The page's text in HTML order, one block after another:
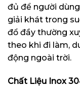
đủ để người
giải khát trong
đổ đầy thường
theo khi đi làm,
động ngoài trời.
Chất Liệu Inox